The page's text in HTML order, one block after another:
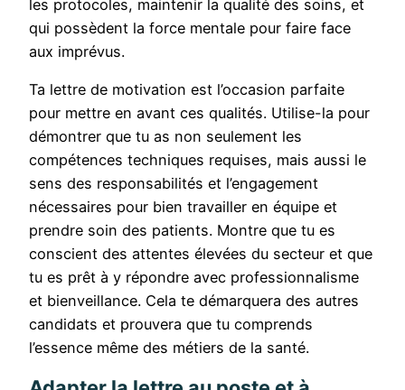
les protocoles, maintenir la qualité des soins, et
qui possèdent la force mentale pour faire face
aux imprévus.
Ta lettre de motivation est l’occasion parfaite
pour mettre en avant ces qualités. Utilise-la pour
démontrer que tu as non seulement les
compétences techniques requises, mais aussi le
sens des responsabilités et l’engagement
nécessaires pour bien travailler en équipe et
prendre soin des patients. Montre que tu es
conscient des attentes élevées du secteur et que
tu es prêt à y répondre avec professionnalisme
et bienveillance. Cela te démarquera des autres
candidats et prouvera que tu comprends
l’essence même des métiers de la santé.